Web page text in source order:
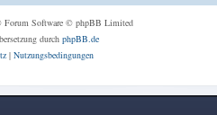
Forum Software © phpBB Limited
durch phpBB.de
| Nutzungsbedingungen